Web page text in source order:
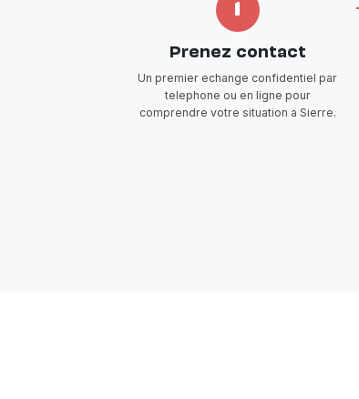
Prenez contact
Un premier echange confidentiel par
telephone ou en ligne pour
comprendre votre situation a Sierre.